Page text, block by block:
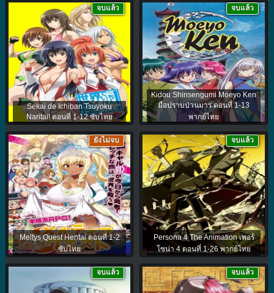
Sekai de Ichiban Tsuyoku
Naritai! ตอนที่ 1-12 ซับไทย
จบแล้ว
Kidou Shinsengumi Moeyo Ken
มือปราบป่วนมาร ตอนที่ 1-13
พากย์ไทย
จบแล้ว
Meltys Quest Hentai ตอนที่ 1-2
ซับไทย
ยังไม่จบ
Persona 4 The Animation เพอร์
โซน่า 4 ตอนที่ 1-26 พากย์ไทย
จบแล้ว
จบแล้ว จบแล้ว